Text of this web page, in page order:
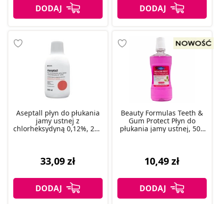
Aseptall płyn do płukania
jamy ustnej z
chlorheksydyną 0,12%, 250
33,09 zł
Beauty Formulas Teeth &
Gum Protect Płyn do
płukania jamy ustnej, 500
10,49 zł